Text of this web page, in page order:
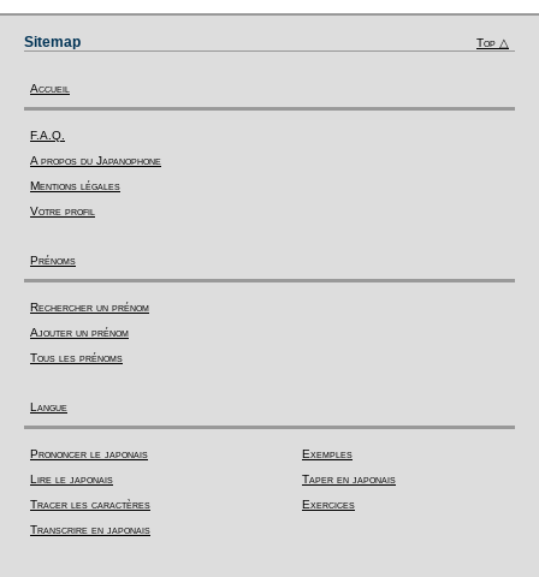
Sitemap Top △
Accueil
F.A.Q.
A propos du Japanophone
Mentions légales
Votre profil
Prénoms
Rechercher un prénom
Ajouter un prénom
Tous les prénoms
Langue
Prononcer le japonais
Lire le japonais
Tracer les caractères
Transcrire en japonais
Exemples
Taper en japonais
Exercices